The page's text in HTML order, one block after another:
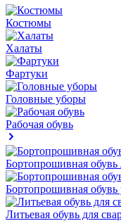
Костюмы
Халаты
Фартуки
Головные уборы
Рабочая обувь
Бортопрошивная обувь
Бортопрошивная обувь
Литьевая обувь для